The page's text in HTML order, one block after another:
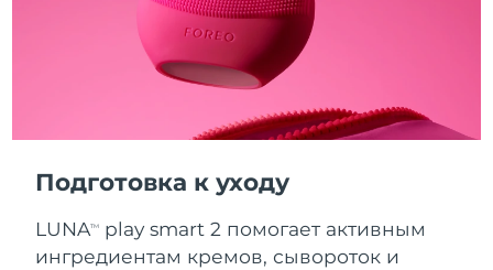
Подготовка к уходу
LUNATM
play smart 2 помогает активным
ингредиентам кремов, сывороток и
Ожидаемая дата доставки
Ожидаемая дата доставки
9/8/26
Пуэрто-Рико
Ожидаемая дата доставки
Катар
Ожидаемая дата доставки